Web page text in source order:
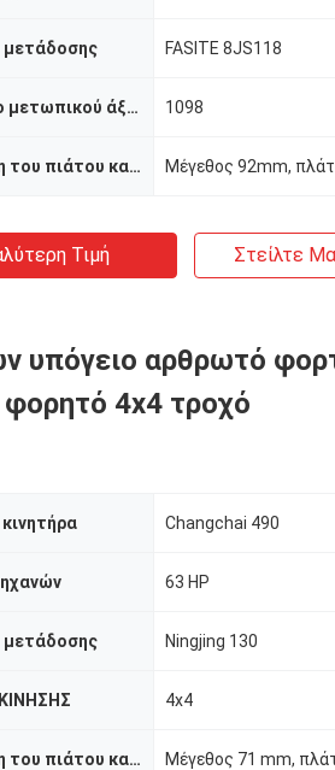
μετάδοσης FASITE 8JS118
Πρόσωπο μετωπικού άξονα 1098
Διάσταση του πιάτου κατώτατων ανοίξεων Μέγεθος 92mm,
Τιμή Στείλτε
υπόγειο αρθρωτό
φορητό 4x4 τροχό
Changchai 490
63 HP
μετάδοσης Ningjing 130
4x4
Διάσταση του πιάτου κατώτατων ανοίξεων Μέγεθος 71 mm,